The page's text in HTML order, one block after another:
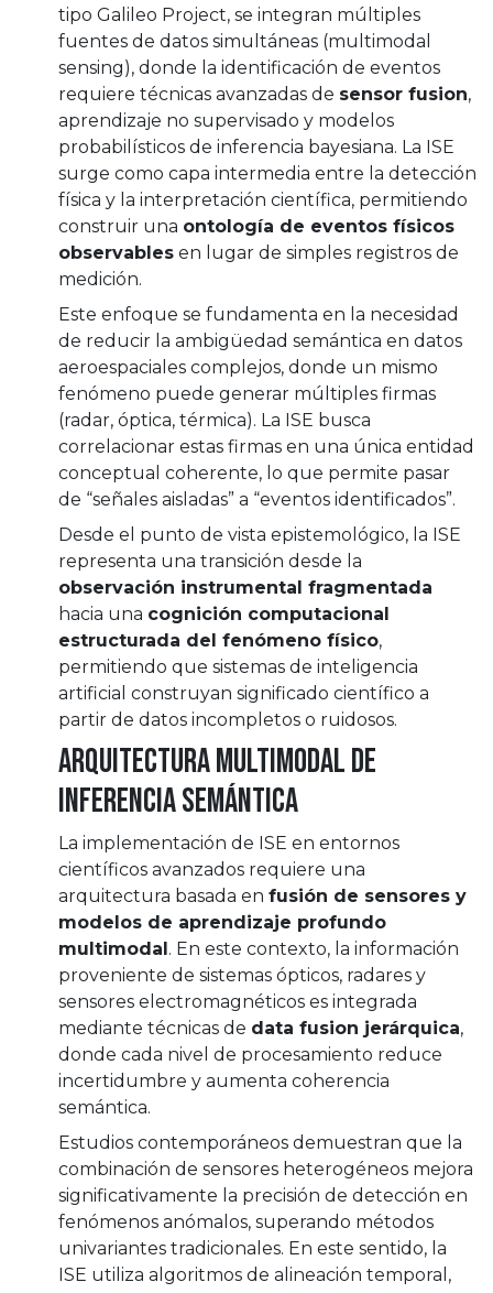
tipo Galileo Project, se integran múltiples
fuentes de datos simultáneas (multimodal
sensing), donde la identificación de eventos
requiere técnicas avanzadas de sensor fusion,
aprendizaje no supervisado y modelos
probabilísticos de inferencia bayesiana. La ISE
surge como capa intermedia entre la detección
física y la interpretación científica, permitiendo
construir una ontología de eventos físicos
observables en lugar de simples registros de
medición.
Este enfoque se fundamenta en la necesidad
de reducir la ambigüedad semántica en datos
aeroespaciales complejos, donde un mismo
fenómeno puede generar múltiples firmas
(radar, óptica, térmica). La ISE busca
correlacionar estas firmas en una única entidad
conceptual coherente, lo que permite pasar
de “señales aisladas” a “eventos identificados”.
Desde el punto de vista epistemológico, la ISE
representa una transición desde la
observación instrumental fragmentada
hacia una cognición computacional
estructurada del fenómeno físico,
permitiendo que sistemas de inteligencia
artificial construyan significado científico a
partir de datos incompletos o ruidosos.
Arquitectura multimodal de
inferencia semántica
La implementación de ISE en entornos
científicos avanzados requiere una
arquitectura basada en fusión de sensores y
modelos de aprendizaje profundo
multimodal. En este contexto, la información
proveniente de sistemas ópticos, radares y
sensores electromagnéticos es integrada
mediante técnicas de data fusion jerárquica,
donde cada nivel de procesamiento reduce
incertidumbre y aumenta coherencia
semántica.
Estudios contemporáneos demuestran que la
combinación de sensores heterogéneos mejora
significativamente la precisión de detección en
fenómenos anómalos, superando métodos
univariantes tradicionales. En este sentido, la
ISE utiliza algoritmos de alineación temporal,